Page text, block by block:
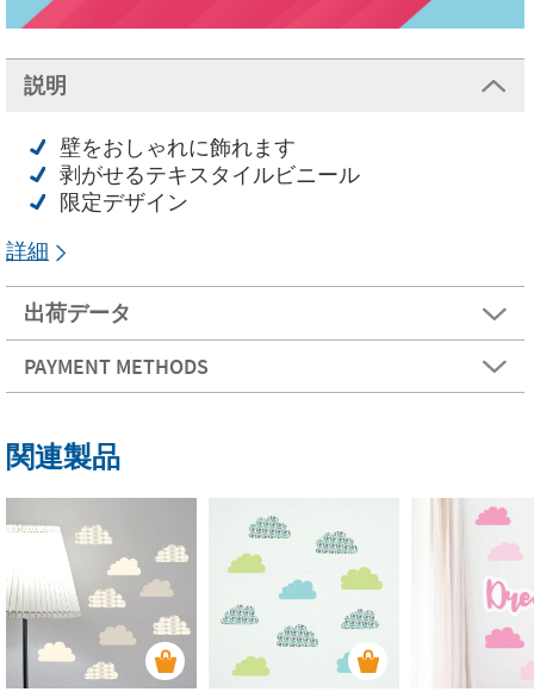
説明
壁をおしゃれに飾れます
剥がせるテキスタイルビニール
限定デザイン
詳細
出荷データ
PAYMENT METHODS
関連製品